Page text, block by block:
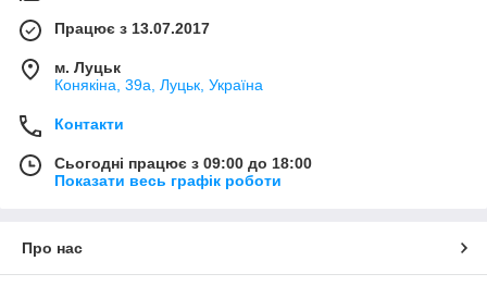
Працює з 13.07.2017
м. Луцьк
Конякіна, 39а, Луцьк, Україна
Контакти
Сьогодні працює з 09:00 до 18:00
Показати весь графік роботи
Про нас